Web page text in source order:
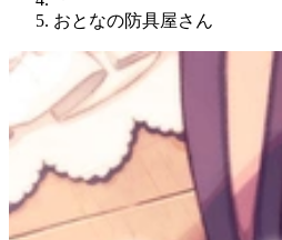
おとなの防具屋さん